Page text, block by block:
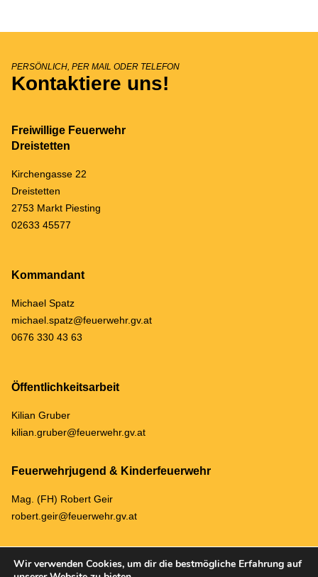
PERSÖNLICH, PER MAIL ODER TELEFON
Kontaktiere uns!
Freiwillige Feuerwehr
Dreistetten
Kirchengasse 22
Dreistetten
2753 Markt Piesting
02633 45577
Kommandant
Michael Spatz
michael.spatz@feuerwehr.gv.at
0676 330 43 63
Öffentlichkeitsarbeit
Kilian Gruber
kilian.gruber@feuerwehr.gv.at
Feuerwehrjugend & Kinderfeuerwehr
Mag. (FH) Robert Geir
robert.geir@feuerwehr.gv.at
Wir verwenden Cookies, um dir die bestmögliche Erfahrung auf